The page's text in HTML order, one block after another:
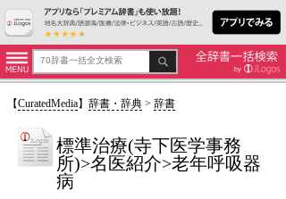
【CuratedMedia】 辞書・辞典> 辞書
標準治療(寺下医学事務
所)>名医紹介>老年呼吸器
病